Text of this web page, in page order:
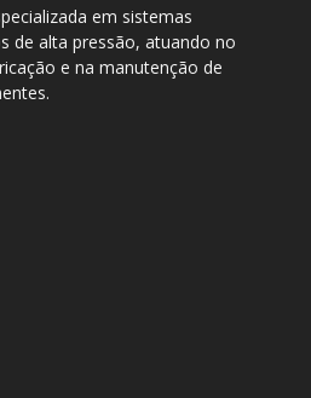
em sistemas
de alta pressão, atuando no
e na manutenção de